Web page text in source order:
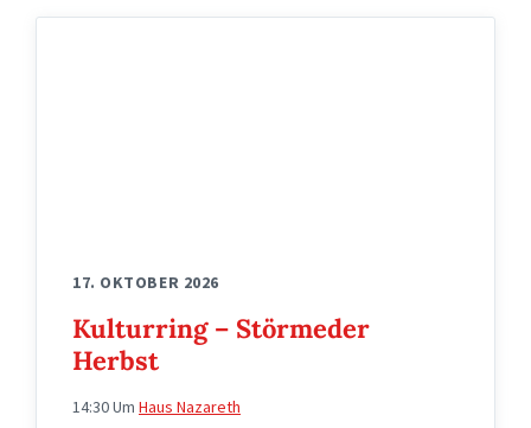
17. OKTOBER 2026
Kulturring – Störmeder
Herbst
14:30Um Haus Nazareth